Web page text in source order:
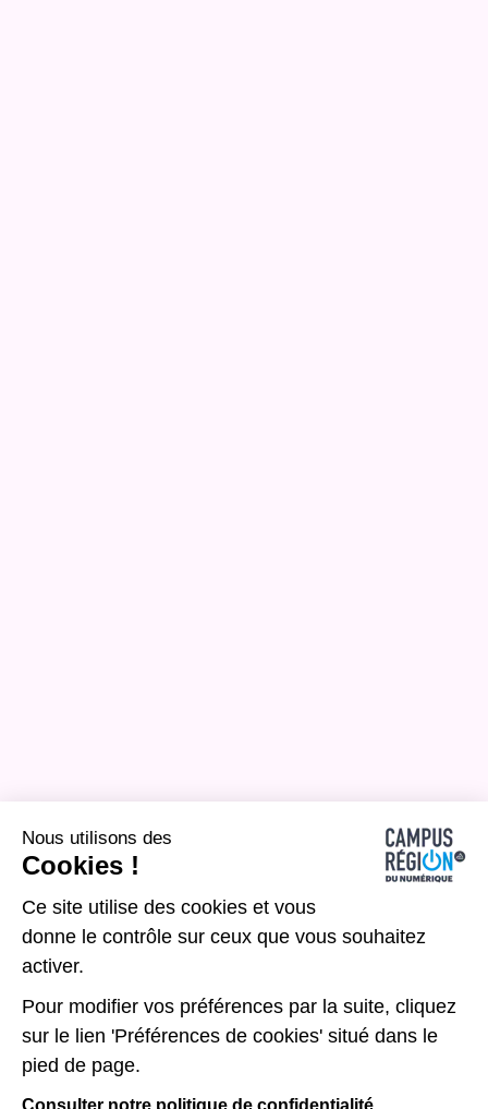
Nous utilisons des
Cookies !
Ce site utilise des cookies et vous
donne le contrôle sur ceux que vous souhaitez
activer.
Pour modifier vos préférences par la suite, cliquez
sur le lien 'Préférences de cookies' situé dans le
pied de page.
Consulter notre politique de confidentialité